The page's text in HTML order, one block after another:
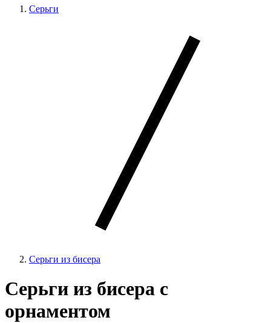
Серьги
Серьги из бисера
Серьги из бисера с
орнаментом